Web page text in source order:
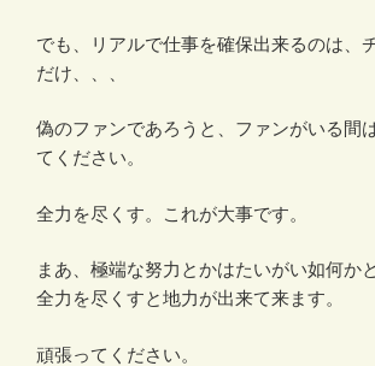
でも、リアルで仕事を確保出来るのは、
だけ、、、
偽のファンであろうと、ファンがいる間
てください。
全力を尽くす。これが大事です。
まあ、極端な努力とかはたいがい如何か
全力を尽くすと地力が出来て来ます。
頑張ってください。